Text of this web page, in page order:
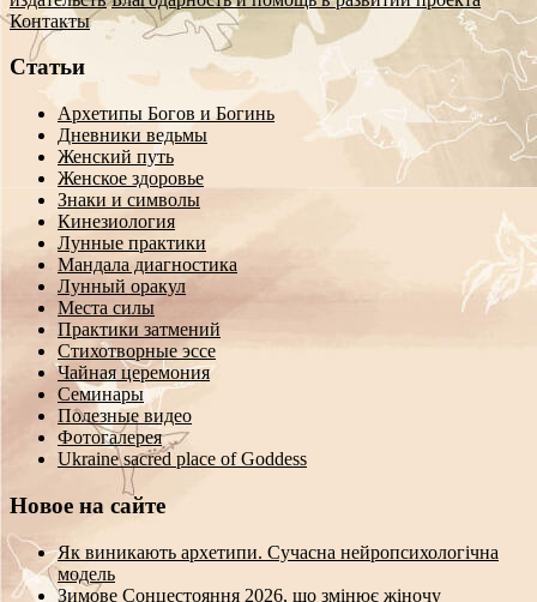
Контакты
Статьи
Архетипы Богов и Богинь
Дневники ведьмы
Женский путь
Женское здоровье
Знаки и символы
Кинезиология
Лунные практики
Мандала диагностика
Лунный оракул
Места силы
Практики затмений
Стихотворные эссе
Чайная церемония
Семинары
Полезные видео
Фотогалерея
Ukraine sacred place of Goddess
Новое на сайте
Як виникають архетипи. Сучасна нейропсихологічна
модель
Зимове Сонцестояння 2026, що змінює жіночу